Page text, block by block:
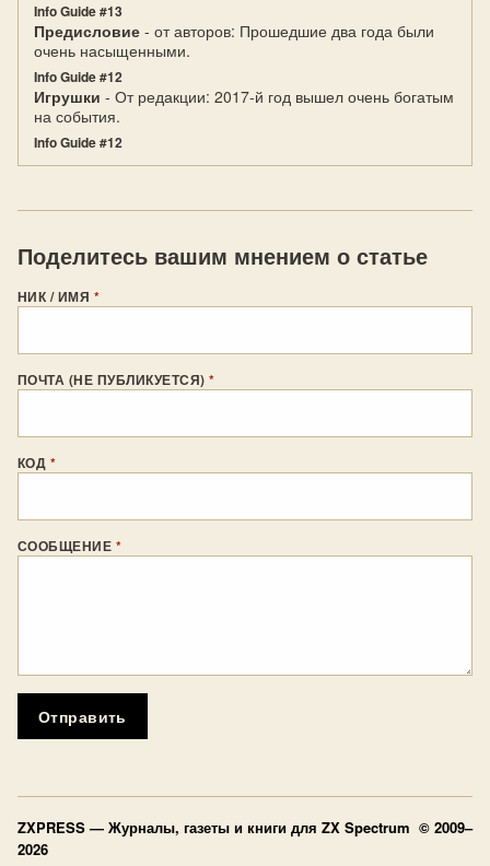
Info Guide #13
Предисловие - от авторов: Прошедшие два года были
очень насыщенными.
Info Guide #12
Игрушки - От редакции: 2017-й год вышел очень богатым
на события.
Info Guide #12
Поделитесь вашим мнением о статье
НИК / ИМЯ *
ПОЧТА (НЕ ПУБЛИКУЕТСЯ)*
КОД *
СООБЩЕНИЕ *
Отправить
ZXPRESS — Журналы, газеты и книги для ZX Spectrum © 2009–
2026